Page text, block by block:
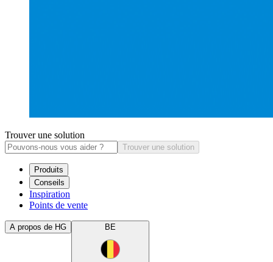
Trouver une solution
Trouver une solution
Produits
Conseils
Inspiration
Points de vente
A propos de HG BE